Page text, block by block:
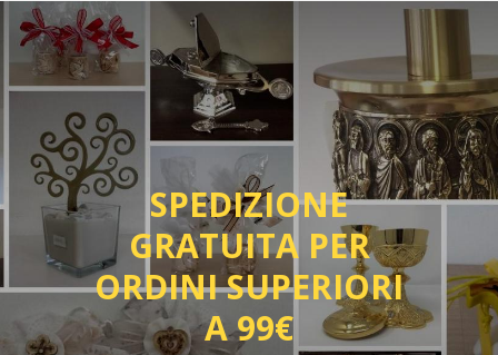
SPEDIZIONE
GRATUITA PER
ORDINI SUPERIORI
A 99€